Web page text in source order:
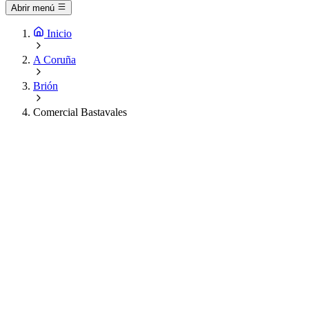
Abrir menú
Inicio
A Coruña
Brión
Comercial Bastavales